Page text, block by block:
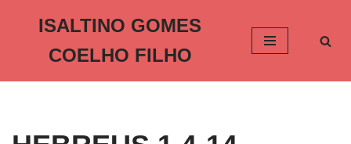
o
ISALTINO GOMES
COELHO FILHO